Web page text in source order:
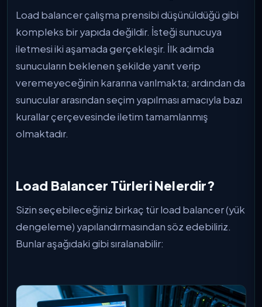
Load balancer çalışma prensibi düşünüldüğü gibi
kompleks bir yapıda değildir. İsteği sunucuya
iletmesi iki aşamada gerçekleşir. İlk adımda
sunucuların beklenen şekilde yanıt verip
veremeyeceğinin kararına varılmakta; ardından da
sunucular arasından seçim yapılması amacıyla bazı
kurallar çerçevesinde iletim tamamlanmış
olmaktadır.
Load Balancer Türleri Nelerdir?
Sizin seçebileceğiniz birkaç tür load balancer (yük
dengeleme) yapılandırmasından söz edebiliriz.
Bunlar aşağıdaki gibi sıralanabilir: